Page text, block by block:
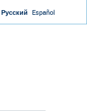
Русский Español